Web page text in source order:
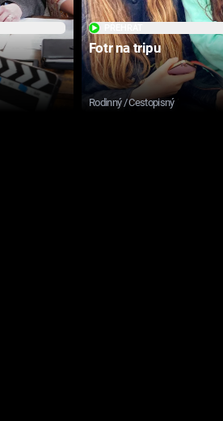
Fotr na tripu
Rodinný / Cestopisný